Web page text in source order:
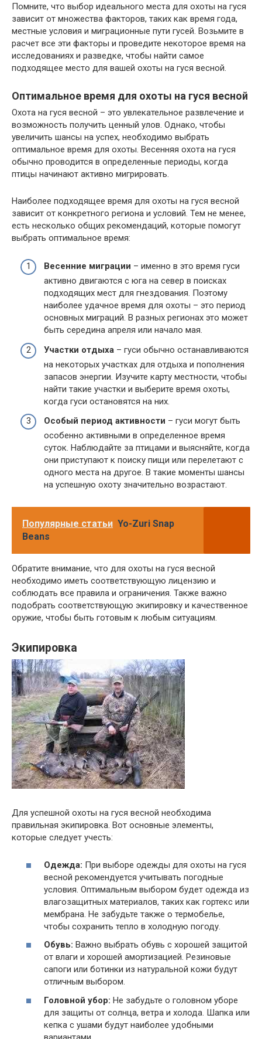
Помните, что выбор идеального места для охоты на гуся
зависит от множества факторов, таких как время года,
местные условия и миграционные пути гусей. Возьмите в
расчет все эти факторы и проведите некоторое время на
исследованиях и разведке, чтобы найти самое
подходящее место для вашей охоты на гуся весной.
Оптимальное время для охоты на гуся весной
Охота на гуся весной – это увлекательное развлечение и
возможность получить ценный улов. Однако, чтобы
увеличить шансы на успех, необходимо выбрать
оптимальное время для охоты. Весенняя охота на гуся
обычно проводится в определенные периоды, когда
птицы начинают активно мигрировать.
Наиболее подходящее время для охоты на гуся весной
зависит от конкретного региона и условий. Тем не менее,
есть несколько общих рекомендаций, которые помогут
выбрать оптимальное время:
Весенние миграции – именно в это время гуси
активно двигаются с юга на север в поисках
подходящих мест для гнездования. Поэтому
наиболее удачное время для охоты – это период
основных миграций. В разных регионах это может
быть середина апреля или начало мая.
Участки отдыха – гуси обычно останавливаются
на некоторых участках для отдыха и пополнения
запасов энергии. Изучите карту местности, чтобы
найти такие участки и выберите время охоты,
когда гуси остановятся на них.
Особый период активности – гуси могут быть
особенно активными в определенное время
суток. Наблюдайте за птицами и выясняйте, когда
они приступают к поиску пищи или перелетают с
одного места на другое. В такие моменты шансы
на успешную охоту значительно возрастают.
Популярные статьи Yo-Zuri Snap
Beans
Обратите внимание, что для охоты на гуся весной
необходимо иметь соответствующую лицензию и
соблюдать все правила и ограничения. Также важно
подобрать соответствующую экипировку и качественное
оружие, чтобы быть готовым к любым ситуациям.
Экипировка
Для успешной охоты на гуся весной необходима
правильная экипировка. Вот основные элементы,
которые следует учесть:
Одежда: При выборе одежды для охоты на гуся
весной рекомендуется учитывать погодные
условия. Оптимальным выбором будет одежда из
влагозащитных материалов, таких как гортекс или
мембрана. Не забудьте также о термобелье,
чтобы сохранить тепло в холодную погоду.
Обувь: Важно выбрать обувь с хорошей защитой
от влаги и хорошей амортизацией. Резиновые
сапоги или ботинки из натуральной кожи будут
отличным выбором.
Головной убор: Не забудьте о головном уборе
для защиты от солнца, ветра и холода. Шапка или
кепка с ушами будут наиболее удобными